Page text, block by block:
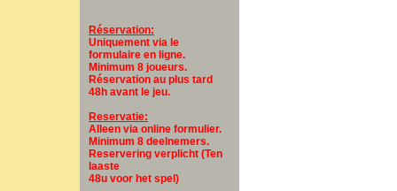
Réservation:
Uniquement via le
formulaire en ligne.
Minimum 8 joueurs.
Réservation au plus tard
48h avant le jeu.
Reservatie:
Alleen via online formulier.
Minimum 8 deelnemers.
Reservering verplicht (Ten
laaste
48u voor het spel)